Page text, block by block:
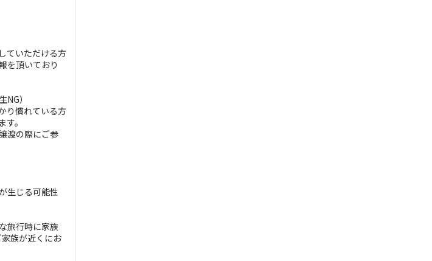
ていただける方
を頂いており
）
り慣れている方
。
渡の際にご参
生じる可能性
旅行時に家族
族が近くにお